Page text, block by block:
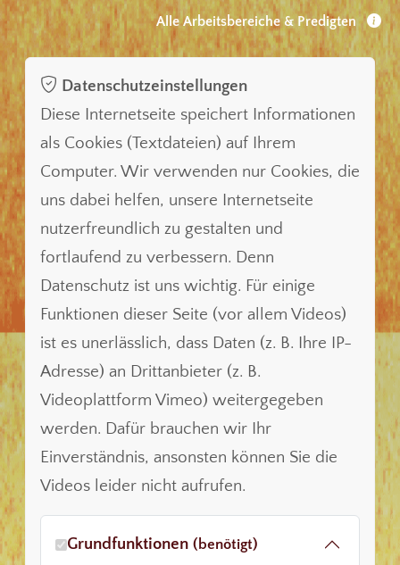
Alle Arbeitsbereiche & Predigten
Datenschutzeinstellungen
Diese Internetseite speichert Informationen
als Cookies (Textdateien) auf Ihrem
Computer. Wir verwenden nur Cookies, die
uns dabei helfen, unsere Internetseite
nutzerfreundlich zu gestalten und
fortlaufend zu verbessern. Denn
Datenschutz ist uns wichtig. Für einige
Funktionen dieser Seite (vor allem Videos)
ist es unerlässlich, dass Daten (z. B. Ihre IP-
Adresse) an Drittanbieter (z. B.
Videoplattform Vimeo) weitergegeben
werden. Dafür brauchen wir Ihr
Einverständnis, ansonsten können Sie die
Videos leider nicht aufrufen.
Grundfunktionen (benötigt)